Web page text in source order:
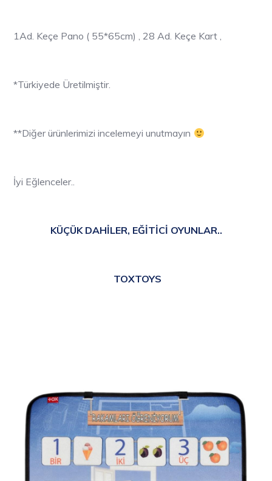
1Ad. Keçe Pano ( 55*65cm) , 28 Ad. Keçe Kart ,
*Türkiyede Üretilmiştir.
**Diğer ürünlerimizi incelemeyi unutmayın
İyi Eğlenceler..
KÜÇÜK DAHİLER, EĞİTİCİ OYUNLAR..
TOXTOYS